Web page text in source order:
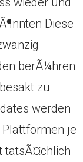
Diese
berÃ¼hren
zu
werden
je
tatsÃ¤chlich